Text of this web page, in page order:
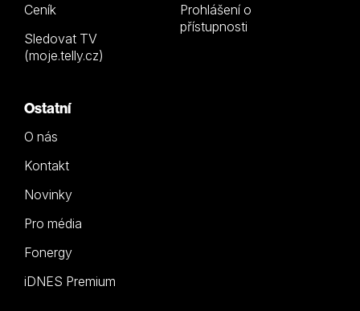
Ceník
Sledovat TV
(moje.telly.cz)
Prohlášení o
přístupnosti
Ostatní
O nás
Kontakt
Novinky
Pro média
Fonergy
iDNES Premium